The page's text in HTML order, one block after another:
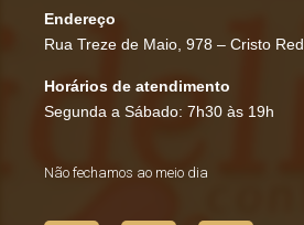
Endereço
Rua Treze de Maio, 978 – Cristo
Horários de atendimento
Segunda a Sábado: 7h30 às 19h
Não fechamos ao meio dia